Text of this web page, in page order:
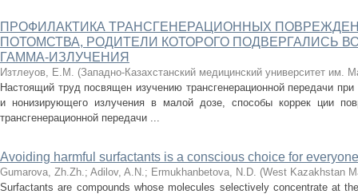
ПРОФИЛАКТИКА ТРАНСГЕНЕРАЦИОННЫХ
ПОТОМСТВА, РОДИТЕЛИ КОТОРОГО ПОДВЕРГАЛИСЬ
ГАММА-ИЗЛУЧЕНИЯ
Изтлеуов, Е.М. (Западно-Казахстанский медицинский университет им.
Настоящий труд посвящен изучению трансгенерационной передачи
и нонизирующего излучения в малой дозе, способы коррек ции
трансгенерационной передачи ...
Avoiding harmful surfactants is a conscious choice for everyone
Gumarova, Zh.Zh.; Adilov, A.N.; Ermukhanbetova, N.D. (West Kazakhstan
Surfactants are compounds whose molecules selectively concentrate at